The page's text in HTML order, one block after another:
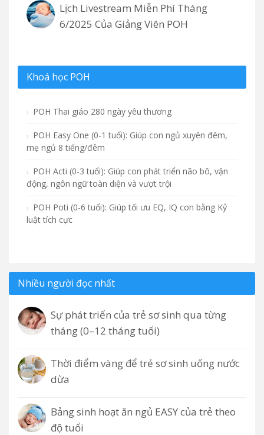
Lịch Livestream Miễn Phí Tháng
6/2025 Của Giảng Viên POH
Khoá học POH
POH Thai giáo 280 ngày yêu thương
POH Easy One (0-1 tuổi): Giúp con ngủ xuyên đêm,
mẹ ngủ 8 tiếng/đêm
POH Acti (0-3 tuổi): Giúp con phát triển não bô, vận
động, ngôn ngữ toàn diện và vượt trội
POH Poti (0-6 tuổi): Giúp tối ưu EQ, IQ con bằng Kỷ
luật tích cực
Nhiều người đọc nhất
Sự phát triển của trẻ sơ sinh qua từng
tháng (0–12 tháng tuổi)
Thời điểm vàng để trẻ sơ sinh uống nước
dừa
Bảng sinh hoạt ăn ngủ EASY của trẻ theo
độ tuổi